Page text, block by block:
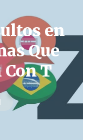
en
Que
T